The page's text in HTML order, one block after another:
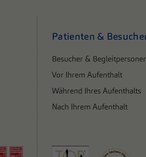
Patienten &
Besucher &
Vor Ihrem Aufenthalt
Während Ihres Aufenthalts
Nach Ihrem Aufenthalt